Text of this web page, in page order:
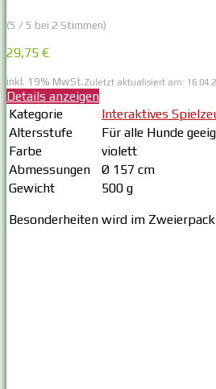
(5 / 5 bei 2 Stimmen)
29,75 €
inkl. 19% MwSt.Zuletzt aktualisiert am:
Details anzeigen
Kategorie
Interaktives
Altersstufe
Für alle Hunde
Farbe
violett
Abmessungen
Ø 157 cm
Gewicht
500 g
Besonderheiten wird im